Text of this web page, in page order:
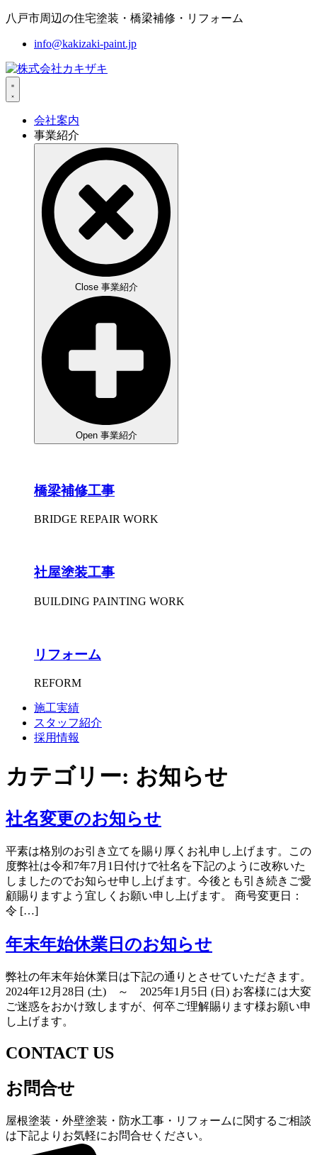
コ
ン
ツ
八戸市周辺の住宅塗装・橋梁補修・リフォーム
info@kakizaki-paint.jp
会社案内
事業紹介
Close 事業紹介
Open 事業紹介
橋梁補修工事
BRIDGE REPAIR WORK
社屋塗装工事
BUILDING PAINTING WORK
リフォーム
REFORM
施工実績
スタッフ紹介
採用情報
カテゴリー: お知らせ
社名変更のお知らせ
平素は格別のお引き立てを賜り厚くお礼申し上げます。この
度弊社は令和7年7月1日付けで社名を下記のように改称いた
しましたのでお知らせ申し上げます。今後とも引き続きご愛
顧賜りますよう宜しくお願い申し上げます。 商号変更日：
令 […]
年末年始休業日のお知らせ
弊社の年末年始休業日は下記の通りとさせていただきます。
2024年12月28日 (土) ～ 2025年1月5日 (日) お客様には大変
ご迷惑をおかけ致しますが、何卒ご理解賜ります様お願い申
し上げます。
CONTACT US
お問合せ
屋根塗装・外壁塗装・防水工事・リフォームに関するご相談
は下記よりお気軽にお問合せください。